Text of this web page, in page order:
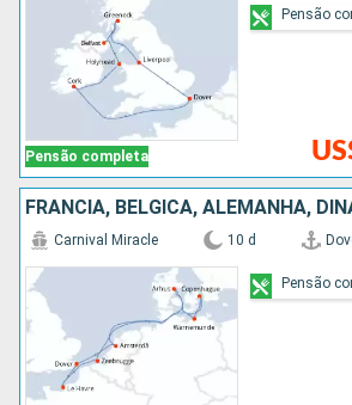
Pensão completa
Pensão
Carnival Miracle 10 d
Pensão